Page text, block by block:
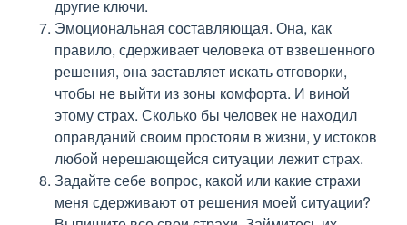
другие ключи.
Эмоциональная составляющая. Она, как
правило, сдерживает человека от взвешенного
решения, она заставляет искать отговорки,
чтобы не выйти из зоны комфорта. И виной
этому страх. Сколько бы человек не находил
оправданий своим простоям в жизни, у истоков
любой нерешающейся ситуации лежит страх.
Задайте себе вопрос, какой или какие страхи
меня сдерживают от решения моей ситуации?